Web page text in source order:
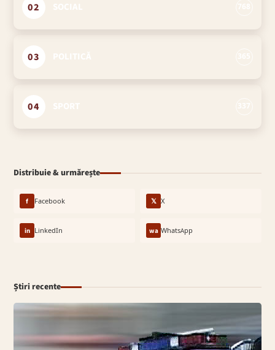
02
03
04
Distribuie & urmărește
f Facebook 𝕏 X
in LinkedIn wa WhatsApp
Știri recente